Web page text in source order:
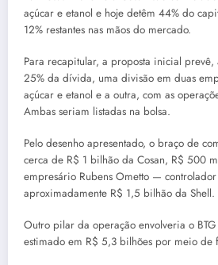
açúcar e etanol e hoje detêm 44% do
12% restantes nas mãos do mercado.
Para recapitular, a proposta inicial prevê,
25% da dívida, uma divisão em duas
açúcar e etanol e a outra, com as
Ambas seriam listadas na bolsa.
Pelo desenho apresentado, o braço de
cerca de R$ 1 bilhão da Cosan, R$ 500
empresário Rubens Ometto —
aproximadamente R$ 1,5 bilhão da Shell.
Outro pilar da operação envolveria o
estimado em R$ 5,3 bilhões por meio de